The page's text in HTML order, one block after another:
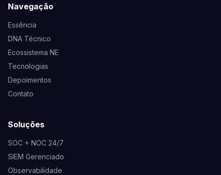
Navegação
Essência
DNA Técnico
Ecossistema NE
Tecnologias
Depoimentos
Contato
Soluções
SOC + NOC 24/7
SIEM Gerenciado
Observabilidade